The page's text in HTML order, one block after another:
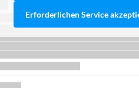
Erforderlichen Service